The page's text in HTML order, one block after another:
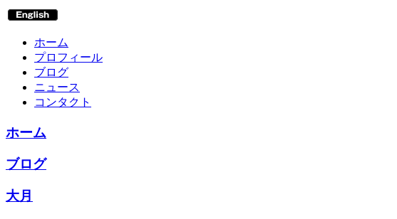
ホーム
プロフィール
ブログ
ニュース
コンタクト
ホーム
ブログ
大月